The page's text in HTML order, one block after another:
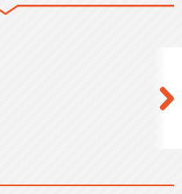
ネギま！？ 春・夏